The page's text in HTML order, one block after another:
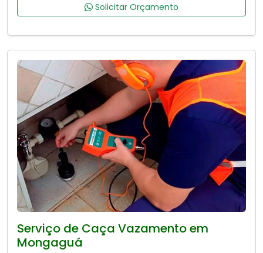
Solicitar Orçamento
Serviço de Caça Vazamento em
Mongaguá